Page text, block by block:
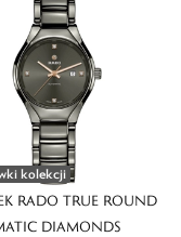
kolekcji
RADO TRUE ROUND
DIAMONDS